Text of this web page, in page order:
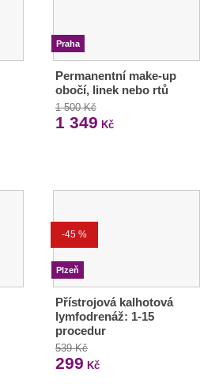
Praha
Permanentní make-up
obočí, linek nebo rtů
1 500 Kč
1 349 Kč
-45 %
Plzeň
Přístrojová kalhotová
lymfodrenáž: 1-15
procedur
539 Kč
299 Kč